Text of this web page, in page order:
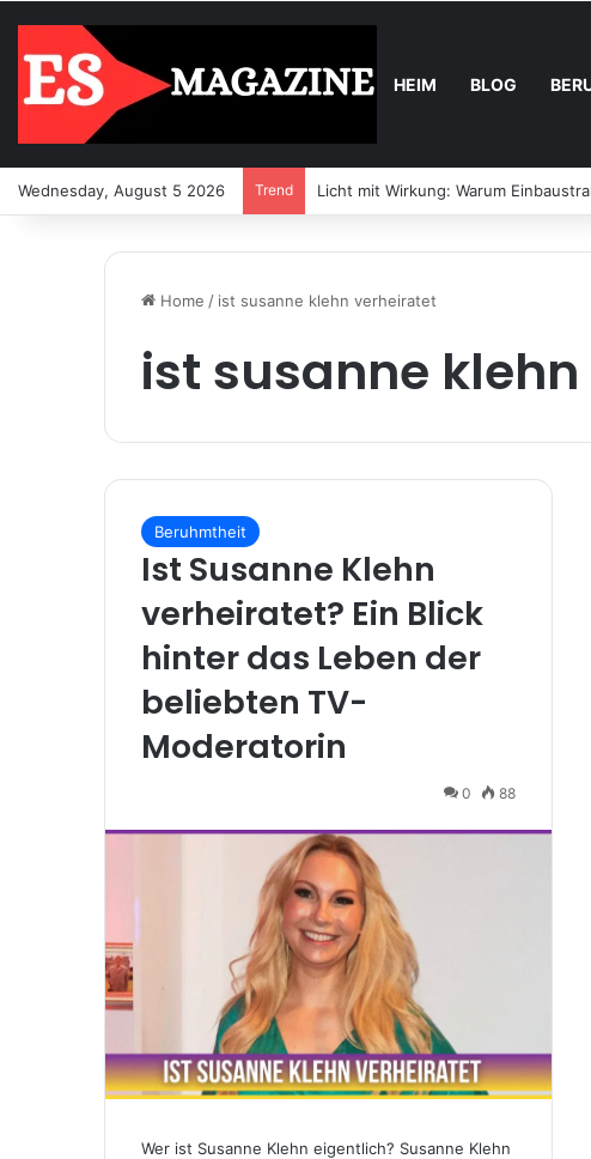
HEIM BLOG
Wednesday, August 5 2026 Trend Licht mit Wirkung: Warum
Home / ist susanne klehn verheiratet
ist susanne
Beruhmtheit
Ist Susanne Klehn
verheiratet? Ein Blick
hinter das Leben der
beliebten TV-
Moderatorin
0 88
Wer ist Susanne Klehn eigentlich? Susanne Klehn